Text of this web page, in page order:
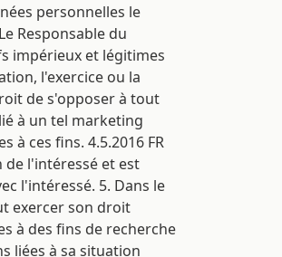
personnelles le
Responsable du
impérieux et légitimes
l'exercice ou la
de s'opposer à tout
à un tel marketing
ces fins. 4.5.2016 FR
de l'intéressé et est
l'intéressé. 5. Dans le
exercer son droit
à des fins de recherche
liées à sa situation